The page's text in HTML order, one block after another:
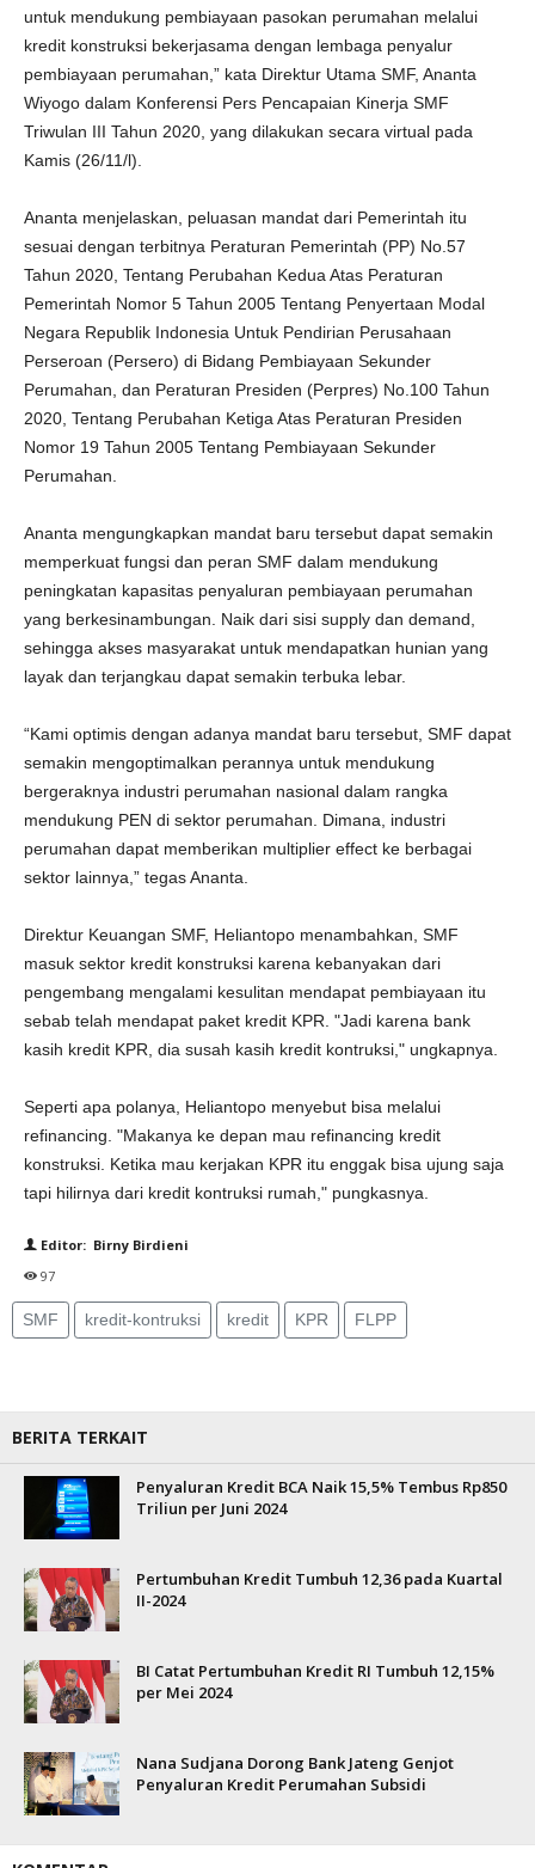
untuk mendukung pembiayaan pasokan perumahan melalui
kredit konstruksi bekerjasama dengan lembaga penyalur
pembiayaan perumahan,” kata Direktur Utama SMF, Ananta
Wiyogo dalam Konferensi Pers Pencapaian Kinerja SMF
Triwulan III Tahun 2020, yang dilakukan secara virtual pada
Kamis (26/11/l).
Ananta menjelaskan, peluasan mandat dari Pemerintah itu
sesuai dengan terbitnya Peraturan Pemerintah (PP) No.57
Tahun 2020, Tentang Perubahan Kedua Atas Peraturan
Pemerintah Nomor 5 Tahun 2005 Tentang Penyertaan Modal
Negara Republik Indonesia Untuk Pendirian Perusahaan
Perseroan (Persero) di Bidang Pembiayaan Sekunder
Perumahan, dan Peraturan Presiden (Perpres) No.100 Tahun
2020, Tentang Perubahan Ketiga Atas Peraturan Presiden
Nomor 19 Tahun 2005 Tentang Pembiayaan Sekunder
Perumahan.
Ananta mengungkapkan mandat baru tersebut dapat semakin
memperkuat fungsi dan peran SMF dalam mendukung
peningkatan kapasitas penyaluran pembiayaan perumahan
yang berkesinambungan. Naik dari sisi supply dan demand,
sehingga akses masyarakat untuk mendapatkan hunian yang
layak dan terjangkau dapat semakin terbuka lebar.
“Kami optimis dengan adanya mandat baru tersebut, SMF dapat
semakin mengoptimalkan perannya untuk mendukung
bergeraknya industri perumahan nasional dalam rangka
mendukung PEN di sektor perumahan. Dimana, industri
perumahan dapat memberikan multiplier effect ke berbagai
sektor lainnya,” tegas Ananta.
Direktur Keuangan SMF, Heliantopo menambahkan, SMF
masuk sektor kredit konstruksi karena kebanyakan dari
pengembang mengalami kesulitan mendapat pembiayaan itu
sebab telah mendapat paket kredit KPR. "Jadi karena bank
kasih kredit KPR, dia susah kasih kredit kontruksi," ungkapnya.
Seperti apa polanya, Heliantopo menyebut bisa melalui
refinancing. "Makanya ke depan mau refinancing kredit
konstruksi. Ketika mau kerjakan KPR itu enggak bisa ujung saja
tapi hilirnya dari kredit kontruksi rumah," pungkasnya.
Editor: Birny Birdieni
97
SMF kredit-kontruksi kredit KPR FLPP
BERITA TERKAIT
Penyaluran Kredit BCA Naik 15,5% Tembus Rp850
Triliun per Juni 2024
Pertumbuhan Kredit Tumbuh 12,36 pada Kuartal
II-2024
BI Catat Pertumbuhan Kredit RI Tumbuh 12,15%
per Mei 2024
Nana Sudjana Dorong Bank Jateng Genjot
Penyaluran Kredit Perumahan Subsidi